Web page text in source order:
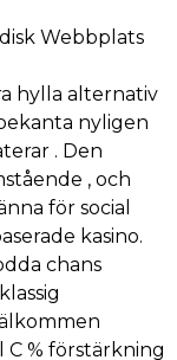
Webbplats
hylla alternativ
nyligen
. Den
, och
för social
kasino.
chans
% förstärkning